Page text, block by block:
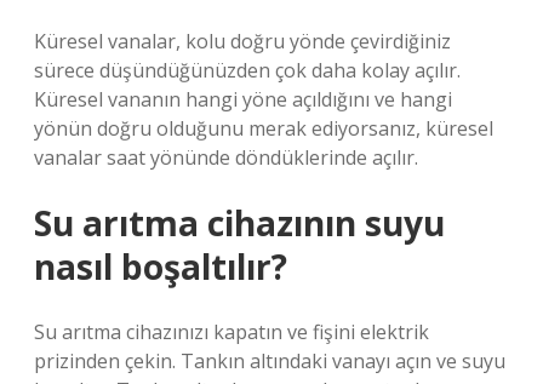
Küresel vanalar, kolu doğru yönde çevirdiğiniz
sürece düşündüğünüzden çok daha kolay açılır.
Küresel vananın hangi yöne açıldığını ve hangi
yönün doğru olduğunu merak ediyorsanız, küresel
vanalar saat yönünde döndüklerinde açılır.
Su arıtma cihazının suyu
nasıl boşaltılır?
Su arıtma cihazınızı kapatın ve fişini elektrik
prizinden çekin. Tankın altındaki vanayı açın ve suyu